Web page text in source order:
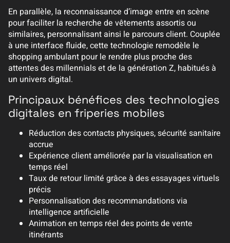
En parallèle, la reconnaissance d’image entre en scène
pour faciliter la recherche de vêtements assortis ou
similaires, personnalisant ainsi le parcours client. Couplée
à une interface fluide, cette technologie remodèle le
shopping ambulant pour le rendre plus proche des
attentes des millennials et de la génération Z, habitués à
un univers digital.
Principaux bénéfices des technologies
digitales en friperies mobiles
Réduction des contacts physiques, sécurité sanitaire
accrue
Expérience client améliorée par la visualisation en
temps réel
Taux de retour limité grâce à des essayages virtuels
précis
Personnalisation des recommandations via
intelligence artificielle
Animation en temps réel des points de vente
itinérants